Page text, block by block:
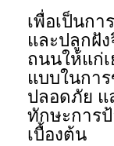
เพื่อเป็นกา
และปลูกฝั
ถนนให้แก่
แบบในกา
ปลอดภัย แ
ทักษะการ
เบื้องต้น